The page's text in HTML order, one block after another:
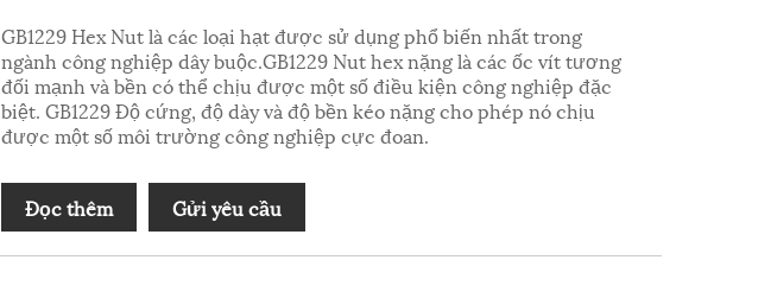
GB1229 Hex Nut là các loại hạt được sử dụng phổ biến nhất trong
ngành công nghiệp dây buộc.GB1229 Nut hex nặng là các ốc vít tương
đối mạnh và bền có thể chịu được một số điều kiện công nghiệp đặc
biệt. GB1229 Độ cứng, độ dày và độ bền kéo nặng cho phép nó chịu
được một số môi trường công nghiệp cực đoan.
Đọc thêm Gửi yêu cầu